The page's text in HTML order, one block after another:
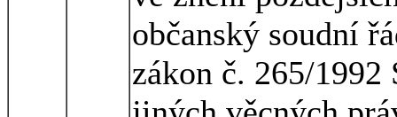
občanský soudní
zákon č. 265/1992